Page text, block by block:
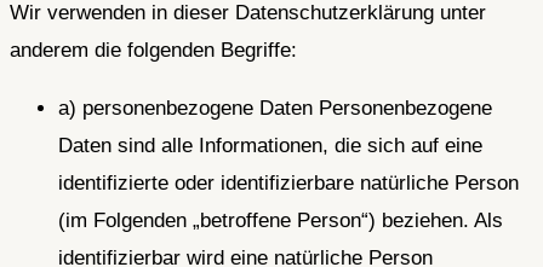
Wir verwenden in dieser Datenschutzerklärung unter
anderem die folgenden Begriffe:
a) personenbezogene Daten Personenbezogene
Daten sind alle Informationen, die sich auf eine
identifizierte oder identifizierbare natürliche Person
(im Folgenden „betroffene Person“) beziehen. Als
identifizierbar wird eine natürliche Person